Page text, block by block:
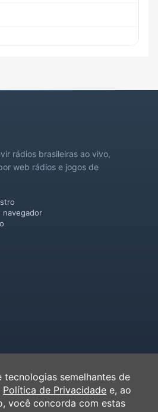
rádios brasileiras ao vivo,
web rádios e jogos de
navegador
semelhantes de
Política de Privacidade e, ao
você concorda com estas